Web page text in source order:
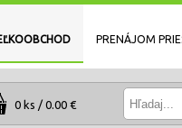
PRENÁJOM
0 ks / 0.00 €